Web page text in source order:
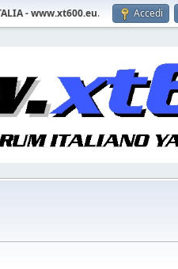
- www.xt600.eu. Accedi